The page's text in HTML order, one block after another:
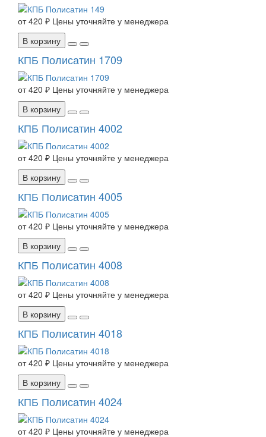
от 420 ₽ Цены уточняйте у менеджера
В корзину
КПБ Полисатин 1709
от 420 ₽ Цены уточняйте у менеджера
В корзину
КПБ Полисатин 4002
от 420 ₽ Цены уточняйте у менеджера
В корзину
КПБ Полисатин 4005
от 420 ₽ Цены уточняйте у менеджера
В корзину
КПБ Полисатин 4008
от 420 ₽ Цены уточняйте у менеджера
В корзину
КПБ Полисатин 4018
от 420 ₽ Цены уточняйте у менеджера
В корзину
КПБ Полисатин 4024
от 420 ₽ Цены уточняйте у менеджера